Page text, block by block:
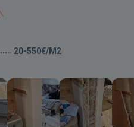
20-550€/M2